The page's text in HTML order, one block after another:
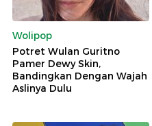
Wolipop
Potret Wulan Guritno
Pamer Dewy Skin,
Bandingkan Dengan Wajah
Aslinya Dulu